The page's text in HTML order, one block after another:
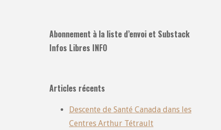
Abonnement à la liste d’envoi et Substack
Infos Libres INFO
Articles récents
Descente de Santé Canada dans les
Centres Arthur Tétrault